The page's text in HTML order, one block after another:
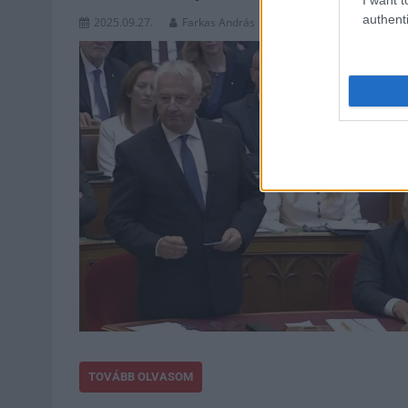
2025.09.27. Farkas András
TOVÁBB OLVASOM